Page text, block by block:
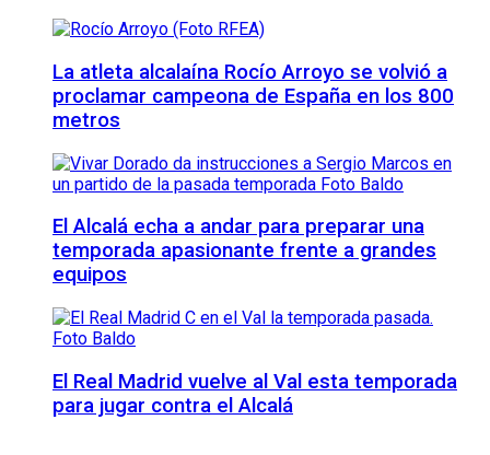
La atleta alcalaína Rocío Arroyo se volvió a
proclamar campeona de España en los 800
metros
El Alcalá echa a andar para preparar una
temporada apasionante frente a grandes
equipos
El Real Madrid vuelve al Val esta temporada
para jugar contra el Alcalá